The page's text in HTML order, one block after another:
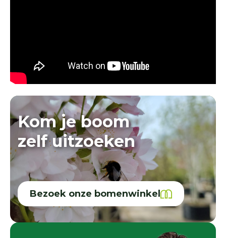
Kom je boom
zelf uitzoeken
Bezoek onze bomenwinkel